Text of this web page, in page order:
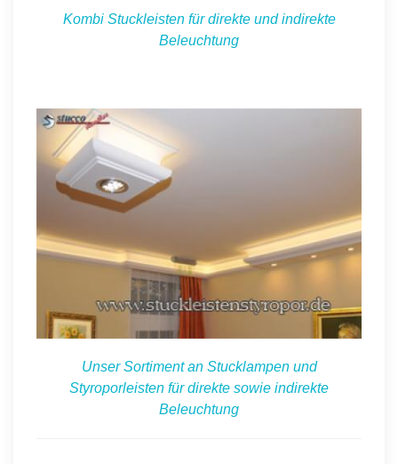
Kombi Stuckleisten für direkte und indirekte
Beleuchtung
Unser Sortiment an Stucklampen und
Styroporleisten für direkte sowie indirekte
Beleuchtung